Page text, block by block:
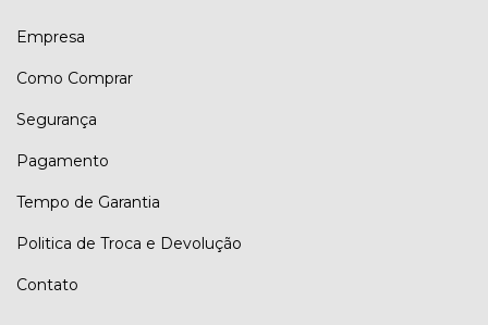
Empresa
Como Comprar
Segurança
Pagamento
Tempo de Garantia
Politica de Troca e Devolução
Contato